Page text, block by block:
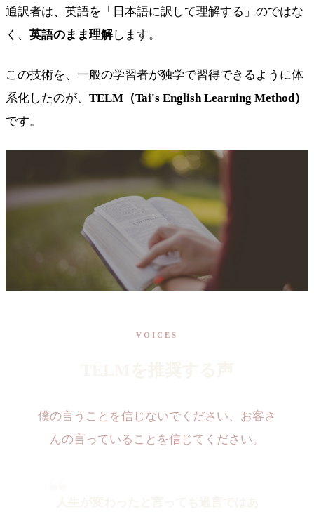
通訳者は、英語を「日本語に訳して理解する」のではな
く、 英語のまま理解します。
この技術を、一般の学習者が独学で習得できるように体
系化したのが、 TELM（Tai's English Learning Method）
です。
VOICES
僕の言うことを信じないでください、お客さ
んの言っていることを信じてください。